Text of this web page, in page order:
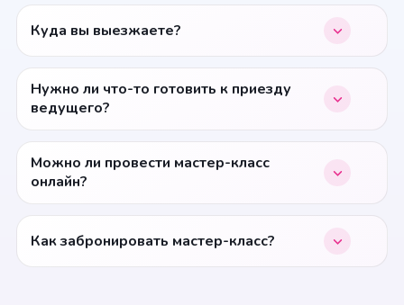
Куда вы выезжаете?
Нужно ли что-то готовить к приезду
ведущего?
Можно ли провести мастер-класс
онлайн?
Как забронировать мастер-класс?